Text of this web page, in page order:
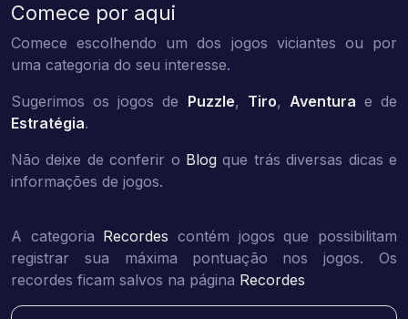
Comece por aqui
Comece escolhendo um dos jogos viciantes ou por
uma categoria do seu interesse.
Sugerimos os jogos de Puzzle, Tiro, Aventura e de
Estratégia.
Não deixe de conferir o Blog que trás diversas dicas e
informações de jogos.
A categoria Recordes contém jogos que possibilitam
registrar sua máxima pontuação nos jogos. Os
recordes ficam salvos na página Recordes